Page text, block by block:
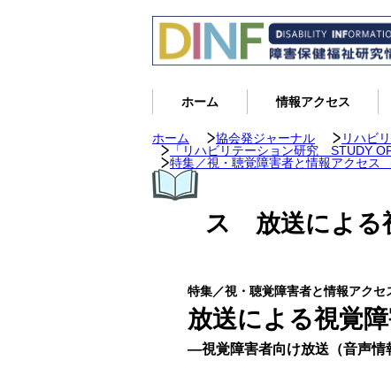
ホーム 情報アクセス
ホーム 協会発ジャーナル
リハビ
「リハビリテーション研究 STUDY
特集／視・聴覚障害者と情報アクセ
ス 放送による
特集／視・聴覚障害者と情報アクセ
放送による視覚
―視覚障害者向け放送（音声